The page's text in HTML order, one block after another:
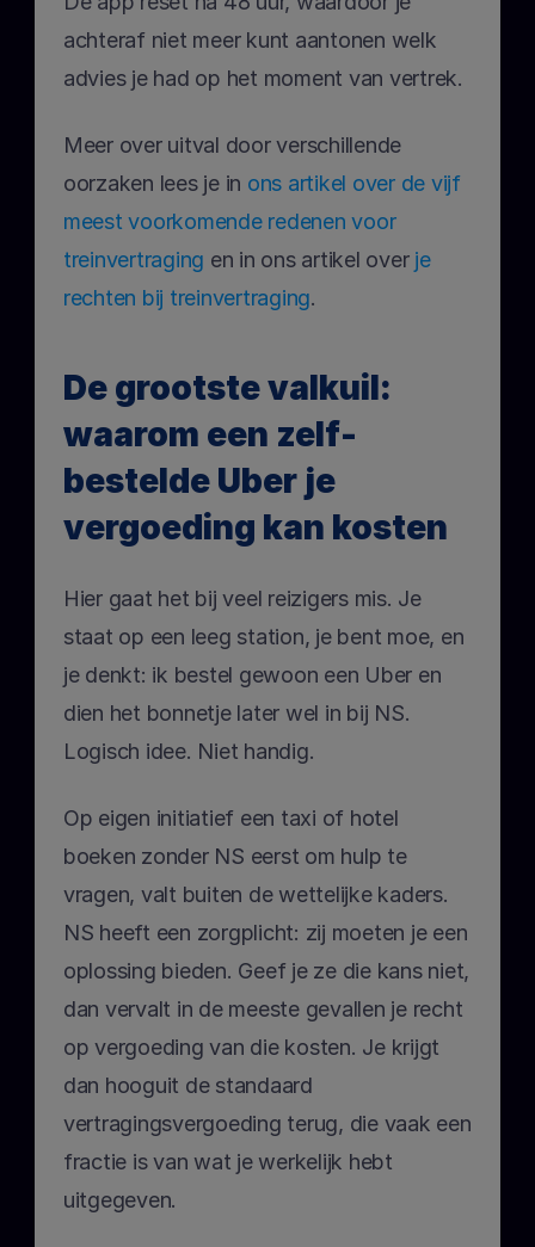
achteraf niet meer kunt aantonen welk
advies je had op het moment van vertrek.
Meer over uitval door verschillende
oorzaken lees je in ons artikel over de vijf
meest voorkomende redenen voor
treinvertraging en in ons artikel over je
rechten bij treinvertraging.
De grootste valkuil:
waarom een zelf-
bestelde Uber je
vergoeding kan kosten
Hier gaat het bij veel reizigers mis. Je
staat op een leeg station, je bent moe, en
je denkt: ik bestel gewoon een Uber en
dien het bonnetje later wel in bij NS.
Logisch idee. Niet handig.
Op eigen initiatief een taxi of hotel
boeken zonder NS eerst om hulp te
vragen, valt buiten de wettelijke kaders.
NS heeft een zorgplicht: zij moeten je een
oplossing bieden. Geef je ze die kans niet,
dan vervalt in de meeste gevallen je recht
op vergoeding van die kosten. Je krijgt
dan hooguit de standaard
vertragingsvergoeding terug, die vaak een
fractie is van wat je werkelijk hebt
uitgegeven.